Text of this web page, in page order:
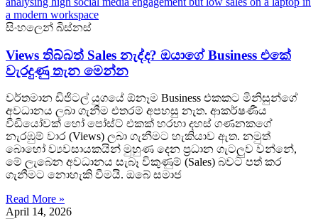
සිංහලෙන් බිස්නස්
Views තිබ්බත් Sales නැද්ද? ඔයාගේ Business එකේ
වැරදුණු තැන මෙන්න
වර්තමාන ඩිජිටල් යුගයේ ඕනෑම Business එකකට මිනිසුන්ගේ
අවධානය ලබා ගැනීම එතරම් අපහසු නැත. ආකර්ෂණීය
වීඩියෝවක් හෝ පෝස්ට් එකක් හරහා දහස් ගණනකගේ
නැරඹුම් වාර (Views) ලබා ගැනීමට හැකියාව ඇත. නමුත්
බොහෝ ව්‍යවසායකයින් මුහුණ දෙන ප්‍රධාන ගැටලුව වන්නේ,
මේ ලැබෙන අවධානය සැබෑ විකුණුම් (Sales) බවට පත් කර
ගැනීමට නොහැකි වීමයි. ඔබේ සමාජ
Read More »
April 14, 2026